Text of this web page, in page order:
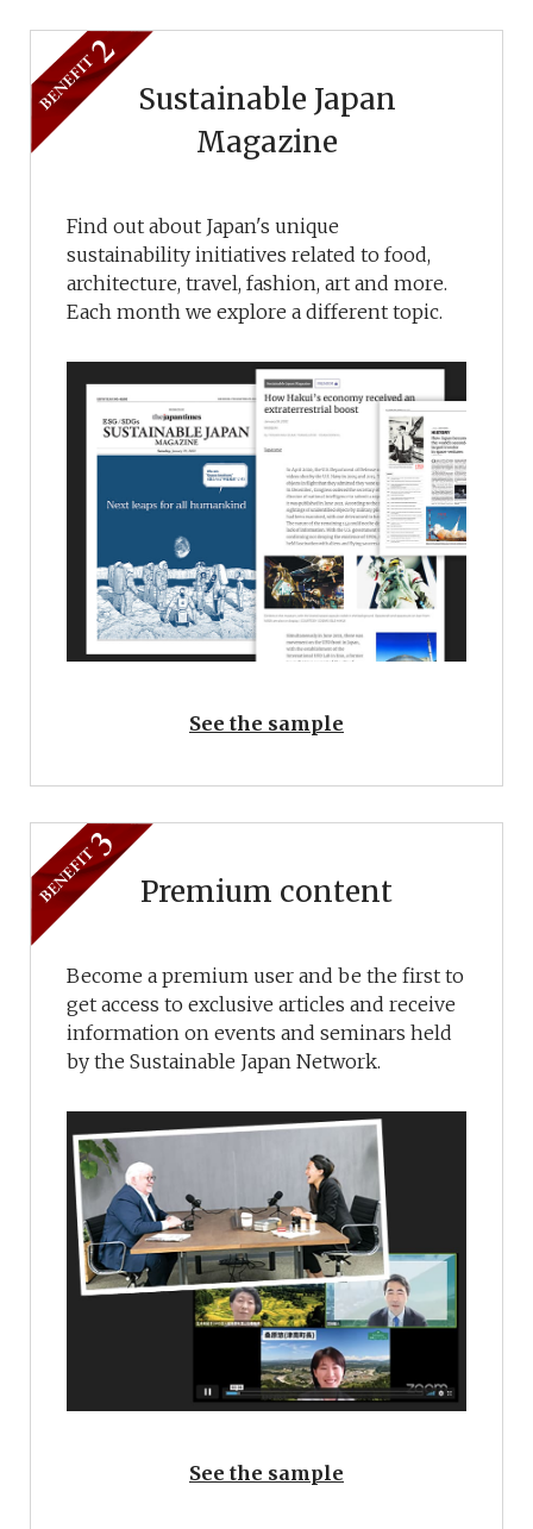
Sustainable Japan
Magazine
Find out about Japan's unique
sustainability initiatives related to food,
architecture, travel, fashion, art and more.
Each month we explore a different topic.
See the sample
Premium content
Become a premium user and be the first to
get access to exclusive articles and receive
information on events and seminars held
by the Sustainable Japan Network.
See the sample